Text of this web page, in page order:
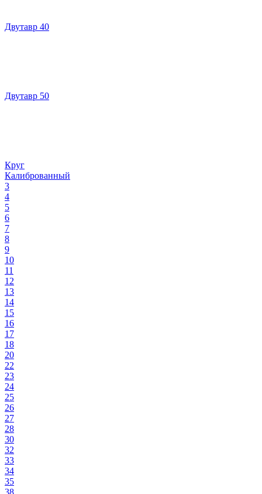
Двутавр 40
Двутавр 50
Круг
Калиброванный
3
4
5
6
7
8
9
10
11
12
13
14
15
16
17
18
20
22
23
24
25
26
27
28
30
32
33
34
35
38